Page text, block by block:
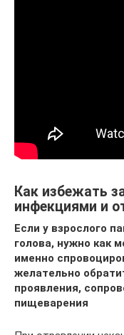
Как избежать
инфекциями и
Если у взрослого
голова, нужно как
именно
желательно
проявления,
пищеварения